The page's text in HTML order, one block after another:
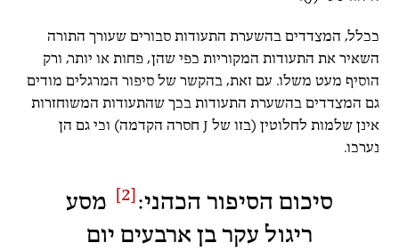
ככלל, המצדדים בהשערת התעודות סבורים שעורך התורה
השאיר את התעודות המקוריות כפי שהן, פחות או יותר, ורק
הוסיף מעט משלו. עם זאת, בהקשר של סיפור המרגלים מודים
גם המצדדים בהשערת התעודות בכך שהתעודות המשוחזרות
אינן שלמות לחלוטין (בזו של J חסרה הקדמה) וכי גם הן
נערכו.
סיכום הסיפור הכהני: [2]
מסע
ריגול עקר בן ארבעים יום